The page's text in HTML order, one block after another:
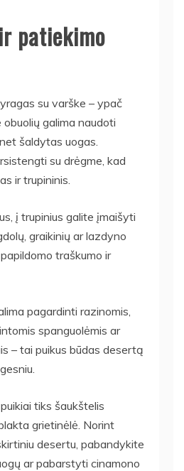
patiekimo
su varške – ypač
galima naudoti
šaldytas uogas.
su drėgme, kad
ir trupininis.
į trupinius galite įmaišyti
graikinių ar lazdyno
traškumo ir
pagardinti razinomis,
spanguolėmis ar
– tai puikus būdas desertą
tiks šaukštelis
grietinėlė. Norint
desertu, pabandykite
ar pabarstyti cinamono